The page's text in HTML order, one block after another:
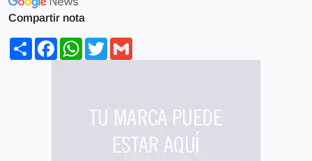
Compartir nota
ShareFacebookWhatsApp
Twitter